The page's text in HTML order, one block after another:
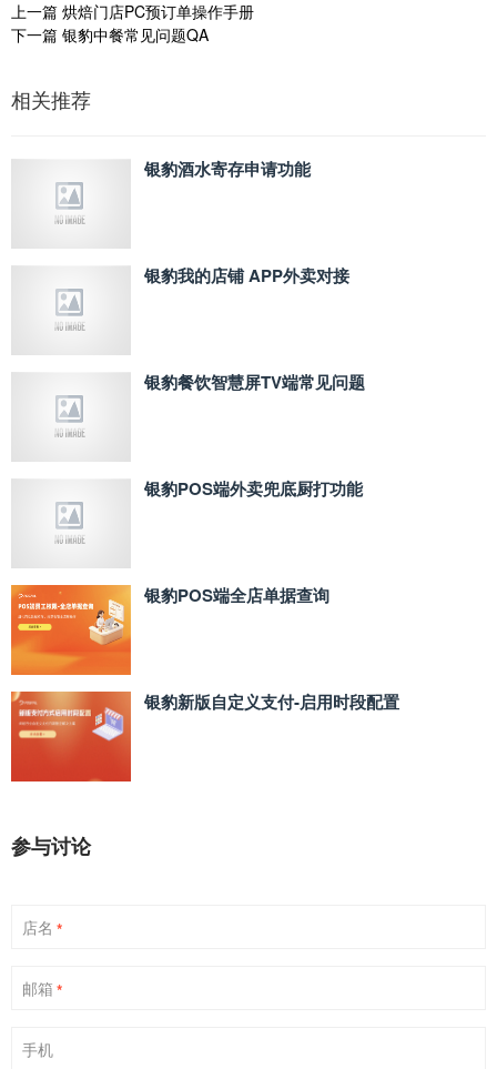
上一篇 烘焙门店PC预订单操作手册
下一篇 银豹中餐常见问题QA
相关推荐
银豹酒水寄存申请功能
银豹我的店铺 APP外卖对接
银豹餐饮智慧屏TV端常见问题
银豹POS端外卖兜底厨打功能
银豹POS端全店单据查询
银豹新版自定义支付‑启用时段配置
参与讨论
店名 *
邮箱 *
手机